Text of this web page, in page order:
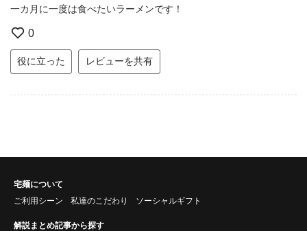
一カ月に一度は食べたいラーメンです！
0
役に立った レビューを共有
宅麺について
ご利用シーン
私達のこだわり ソーシャルギフト
解説まとめ記事から探す